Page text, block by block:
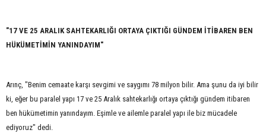
"17 VE 25 ARALIK SAHTEKARLIĞI ORTAYA ÇIKTIĞI GÜNDEM İTİBAREN BEN
HÜKÜMETİMİN YANINDAYIM"
Arınç, "Benim cemaate karşı sevgimi ve saygımı 78 milyon bilir. Ama şunu da iyi bilir
ki, eğer bu paralel yapı 17 ve 25 Aralık sahtekarlığı ortaya çıktığı gündem itibaren
ben hükümetimin yanındayım. Eşimle ve ailemle paralel yapı ile biz mücadele
ediyoruz" dedi.